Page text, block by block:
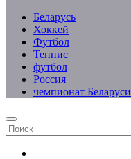
Беларусь
Хоккей
Футбол
Теннис
футбол
Россия
чемпионат Беларуси